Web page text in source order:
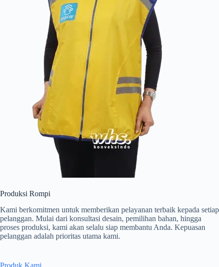
Produksi Rompi
Kami berkomitmen untuk memberikan pelayanan terbaik kepada setiap
pelanggan. Mulai dari konsultasi desain, pemilihan bahan, hingga
proses produksi, kami akan selalu siap membantu Anda. Kepuasan
pelanggan adalah prioritas utama kami.
Produk Kami